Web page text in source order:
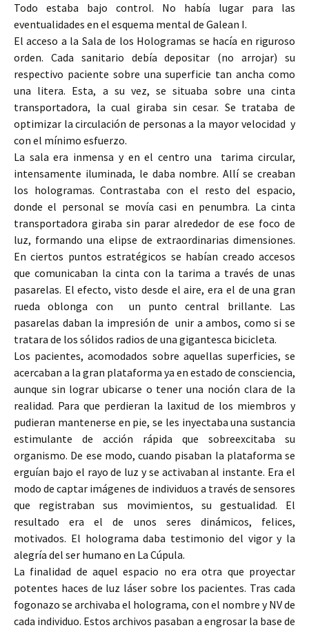
Todo estaba bajo control. No había lugar para las
eventualidades en el esquema mental de Galean I.
El acceso a la Sala de los Hologramas se hacía en riguroso
orden. Cada sanitario debía depositar (no arrojar) su
respectivo paciente sobre una superficie tan ancha como
una litera. Esta, a su vez, se situaba sobre una cinta
transportadora, la cual giraba sin cesar. Se trataba de
optimizar la circulación de personas a la mayor velocidad y
con el mínimo esfuerzo.
La sala era inmensa y en el centro una tarima circular,
intensamente iluminada, le daba nombre. Allí se creaban
los hologramas. Contrastaba con el resto del espacio,
donde el personal se movía casi en penumbra. La cinta
transportadora giraba sin parar alrededor de ese foco de
luz, formando una elipse de extraordinarias dimensiones.
En ciertos puntos estratégicos se habían creado accesos
que comunicaban la cinta con la tarima a través de unas
pasarelas. El efecto, visto desde el aire, era el de una gran
rueda oblonga con un punto central brillante. Las
pasarelas daban la impresión de unir a ambos, como si se
tratara de los sólidos radios de una gigantesca bicicleta.
Los pacientes, acomodados sobre aquellas superficies, se
acercaban a la gran plataforma ya en estado de consciencia,
aunque sin lograr ubicarse o tener una noción clara de la
realidad. Para que perdieran la laxitud de los miembros y
pudieran mantenerse en pie, se les inyectaba una sustancia
estimulante de acción rápida que sobreexcitaba su
organismo. De ese modo, cuando pisaban la plataforma se
erguían bajo el rayo de luz y se activaban al instante. Era el
modo de captar imágenes de individuos a través de sensores
que registraban sus movimientos, su gestualidad. El
resultado era el de unos seres dinámicos, felices,
motivados. El holograma daba testimonio del vigor y la
alegría del ser humano en La Cúpula.
La finalidad de aquel espacio no era otra que proyectar
potentes haces de luz láser sobre los pacientes. Tras cada
fogonazo se archivaba el holograma, con el nombre y NV de
cada individuo. Estos archivos pasaban a engrosar la base de